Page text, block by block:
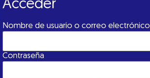
Acceder
Nombre de usuario o correo electrónico
Contraseña